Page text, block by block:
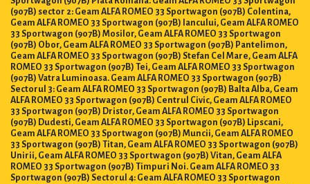
(907B) sector 2: Geam ALFA ROMEO 33 Sportwagon (907B) Colentina,
Geam ALFA ROMEO 33 Sportwagon (907B) Iancului, Geam ALFA ROMEO
33 Sportwagon (907B) Mosilor, Geam ALFA ROMEO 33 Sportwagon
(907B) Obor, Geam ALFA ROMEO 33 Sportwagon (907B) Pantelimon,
Geam ALFA ROMEO 33 Sportwagon (907B) Stefan Cel Mare, Geam ALFA
ROMEO 33 Sportwagon (907B) Tei, Geam ALFA ROMEO 33 Sportwagon
(907B) Vatra Luminoasa. Geam ALFA ROMEO 33 Sportwagon (907B)
Sectorul 3: Geam ALFA ROMEO 33 Sportwagon (907B) Balta Alba, Geam
ALFA ROMEO 33 Sportwagon (907B) Centrul Civic, Geam ALFA ROMEO
33 Sportwagon (907B) Dristor, Geam ALFA ROMEO 33 Sportwagon
(907B) Dudesti, Geam ALFA ROMEO 33 Sportwagon (907B) Lipscani,
Geam ALFA ROMEO 33 Sportwagon (907B) Muncii, Geam ALFA ROMEO
33 Sportwagon (907B) Titan, Geam ALFA ROMEO 33 Sportwagon (907B)
Unirii, Geam ALFA ROMEO 33 Sportwagon (907B) Vitan, Geam ALFA
ROMEO 33 Sportwagon (907B) Timpuri Noi. Geam ALFA ROMEO 33
Sportwagon (907B) Sectorul 4: Geam ALFA ROMEO 33 Sportwagon